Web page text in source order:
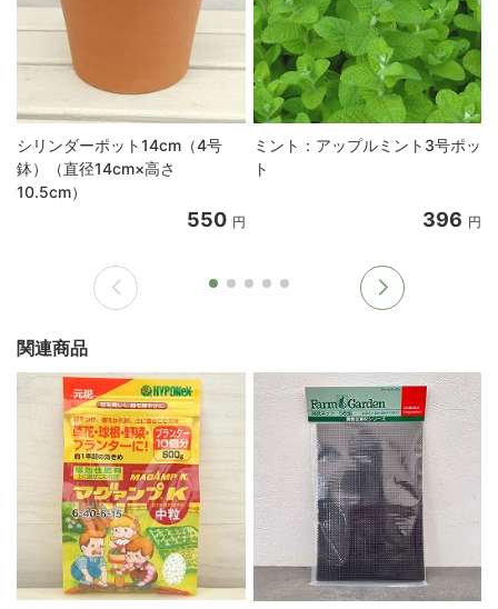
シリンダーポット14cm（4号
鉢）（直径14cm×高さ
10.5cm）
550 円
ミント：アップルミント3号ポッ
ト
396 円
関連商品